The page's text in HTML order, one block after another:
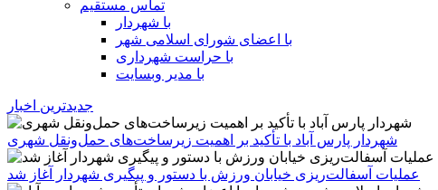
تماس مستقیم
با شهردار
با اعضای شورای اسلامی شهر
با حراست شهرداری
با مدیر وبسایت
جدیدترین اخبار
شهردار پارس آباد با تأکید بر اهمیت زیرساخت‌های حمل‌ونقل شهری
عملیات آسفالت‌ریزی خیابان ورزش با دستور و پیگیری شهردار آغاز شد